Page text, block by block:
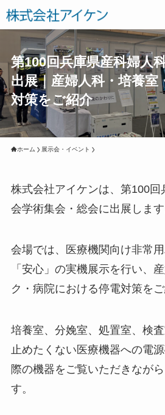
第100回兵庫県産科婦人
出展｜産婦人科・培養室
対策をご紹介
ホーム 展示会・イベント
株式会社アイケンは、第100回
会学術集会・総会に出展します
会場では、医療機関向け非常
「安心」の実機展示を行い、
ク・病院における停電対策をご
培養室、分娩室、処置室、検
止めたくない医療機器への電
際の機器をご覧いただきなが
す。